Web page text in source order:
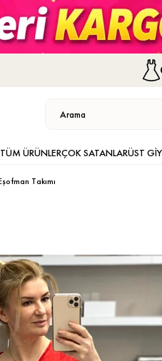
TÜM ÜRÜNLERÇOK SATANLARÜST
Takımı